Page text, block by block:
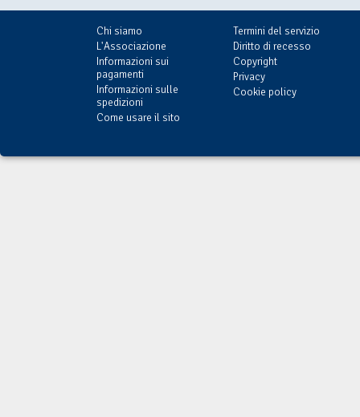
Chi siamo
L'Associazione
Informazioni sui
pagamenti
Informazioni sulle
spedizioni
Come usare il sito
Termini del servizio
Diritto di recesso
Copyright
Privacy
Cookie policy